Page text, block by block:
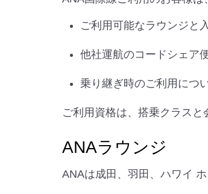
ご利用可能なラウンジと
他社運航のコードシェア
乗り継ぎ時のご利用につ
ご利用資格は、搭乗クラス
ANAラウンジ
ANAは成田、羽田、ハワイ